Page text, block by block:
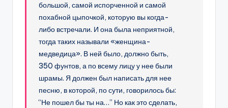
большой, самой испорченной и самой
похабной цыпочкой, которую вы когда-
либо встречали. И она была неприятной,
тогда таких называли «женщина-
медведица». В ней было, должно быть,
350 фунтов, а по всему лицу у нее были
шрамы. Я должен был написать для нее
песню, в которой, по сути, говорилось бы:
“Не пошел бы ты на…” Но как это сделать,